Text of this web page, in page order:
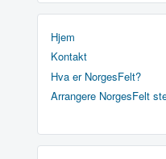
Hjem
Kontakt
Hva er NorgesFelt?
Arrangere NorgesFelt